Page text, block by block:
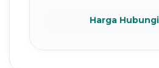
Harga